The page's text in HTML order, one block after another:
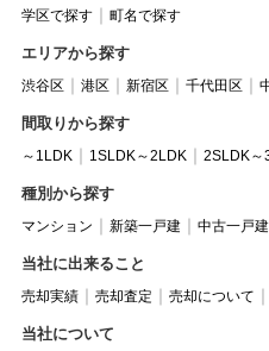
学区で探す
町名で探す
エリアから探す
渋谷区 港区 新宿区 千代田区
間取りから探す
～1LDK 1SLDK～2LDK 2SLDK～
種別から探す
マンション 新築一戸建 中古一戸建
当社に出来ること
売却実績 売却査定 売却について
当社について